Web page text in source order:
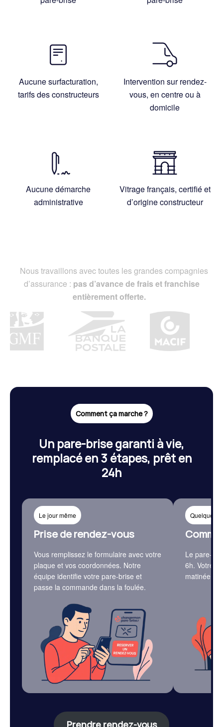
Aucune surfacturation,
tarifs des constructeurs
Intervention sur rendez-
vous, en centre ou à
domicile
Aucune démarche
administrative
Vitrage français, certifié et
d’origine constructeur
Nous travaillons avec toutes les grandes compagnies
d’assurance : pas d’avance de frais et franchise
entièrement offerte.
Comment ça marche ?
Un pare-brise garanti à vie,
remplacé en 3 étapes, prêt en
24h
Le jour même
Prise de rendez-vous
Vous remplissez le formulaire avec votre
plaque et vos coordonnées. Notre
équipe identifie votre pare-brise et
passe la commande dans la foulée.
Quelques
Le pare-
6h. Votre
matinée,